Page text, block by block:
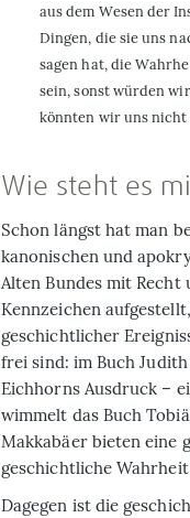
aus dem Wesen der
Dingen, die sie uns
sagen hat, die
sein, sonst würden
könnten wir uns nicht
Wie steht es
Schon längst hat man
kanonischen und
Alten Bundes mit Recht
Kennzeichen
geschichtlicher
frei sind: im Buch
Eichhorns Ausdruck –
wimmelt das Buch
Makkabäer bieten eine
geschichtliche
Dagegen ist die